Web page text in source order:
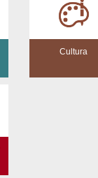
Cultura